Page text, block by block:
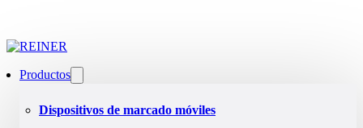
Productos
Dispositivos de marcado móviles